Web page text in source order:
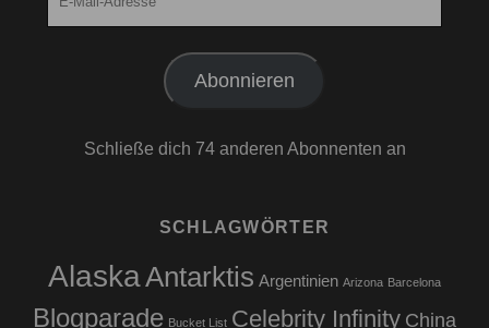
Abonnieren
Schließe dich 74 anderen Abonnenten an
SCHLAGWÖRTER
AlaskaAntarktis Argentinien Arizona Barcelona
Blogparade Bucket List Celebrity Infinity China